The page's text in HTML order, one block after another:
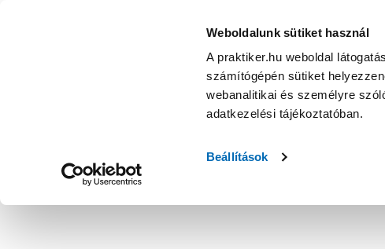
Weboldalunk sütiket használ
A praktiker.hu weboldal
számítógépén sütiket
webanalitikai és személyre
adatkezelési tájékoztatóban.
Beállítások